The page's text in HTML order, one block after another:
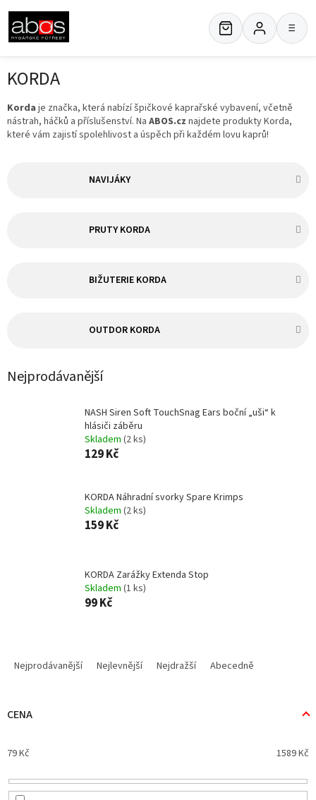
obsah
≡
KORDA
Korda je značka, která nabízí špičkové kaprařské vybavení, včetně
nástrah, háčků a příslušenství. Na ABOS.cz najdete produkty Korda,
které vám zajistí spolehlivost a úspěch při každém lovu kaprů!
NAVIJÁKY
PRUTY KORDA
BIŽUTERIE KORDA
OUTDOR KORDA
Nejprodávanější
NASH Siren Soft TouchSnag Ears boční „uši“ k
hlásiči záběru
Skladem (2 ks)
129 Kč
KORDA Náhradní svorky Spare Krimps
Skladem (2 ks)
159 Kč
KORDA Zarážky Extenda Stop
Skladem (1 ks)
99 Kč
n
r
d
Nejprodávanější Nejlevnější Nejdražší Abecedně
CENA
79Kč 1589Kč